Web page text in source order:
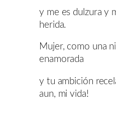
y me es dulzura y
herida.
Mujer, como una
enamorada
y tu ambición
aun, mi vida!